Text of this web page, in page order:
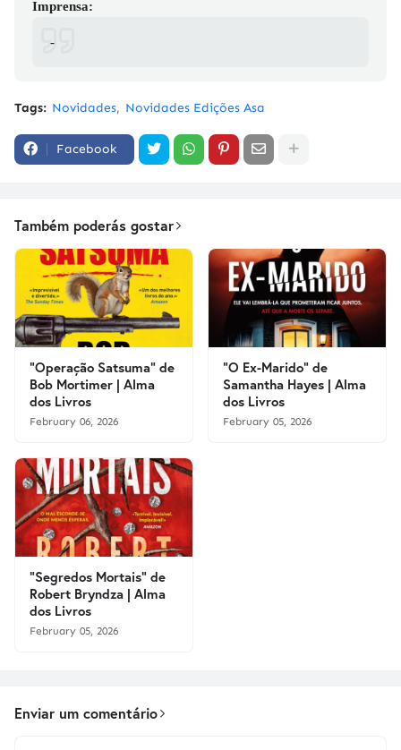
Imprensa:
-
Tags: Novidades Novidades Edições Asa
Facebook
Também poderás gostar
"Operação Satsuma" de
Bob Mortimer | Alma
dos Livros
February 06, 2026
"O Ex-Marido" de
Samantha Hayes | Alma
dos Livros
February 05, 2026
"Segredos Mortais" de
Robert Bryndza | Alma
dos Livros
February 05, 2026
Enviar um comentário